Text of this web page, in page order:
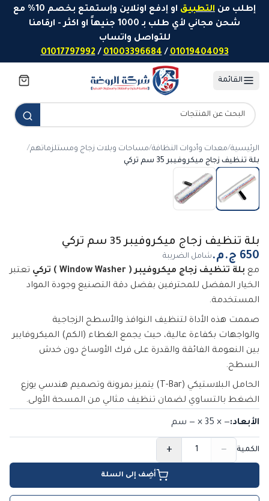
تخطَّ إلى المحتوى
إطلب من التطبيق
او إدفع اونلاين وإستمتع بخصم 10% مع
شحن مجاني لأي طلب بـ 1000 جنيهاً او اكثر - ارقامنا
للتواصل واتساب
01019404093
/
01003396684
/
01017797992
القائمة
الرئيسية/معدات وأدوات النظافة/مساحات وبلات زجاج ومستلزماتهم/
بلة تنظيف زجاج ميكروفيبر 35 سم تركي
بلة تنظيف زجاج ميكروفيبر 35 سم تركي
شامل الضريبة
مع بلة تنظيف زجاج ميكروفيبر ( Window Washer ) تركي
تعتبر
الخيار المفضل للمحترفين بفضل دقة التصنيع وجودة المواد
المستخدمة.
صممت هذه الأداة لتنظيف النوافذ والأسطح الزجاجية
والواجهات بكفاءة عالية، حيث يجمع الغطاء (الكم) الميكروفايبر
بين النعومة الفائقة والقدرة على فرك الأوساخ دون خدش
السطح.
الحامل البلاستيكي (T-Bar) يتميز بمرونة وتصميم هندسي يوزع
الضغط بالتساوي لضمان تنظيف مثالي من المسحة الأولى.
الأبعاد:
— × 35 × — سم
الكمية −
+
أضِف إلى السلة